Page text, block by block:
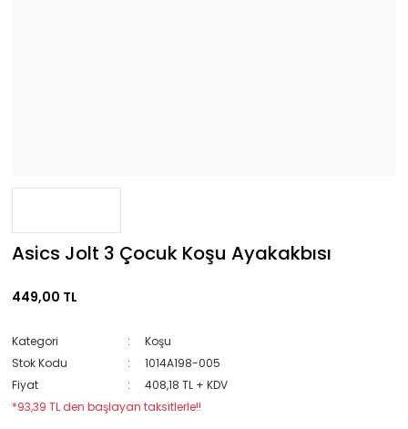
Asics Jolt 3 Çocuk Koşu Ayakakbısı
449,00 TL
Kategori
Koşu
Stok Kodu
1014A198-005
Fiyat
408,18 TL + KDV
*93,39 TL den başlayan taksitlerle!!